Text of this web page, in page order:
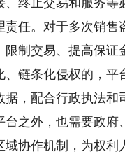
终止交易和服务
任。对于多次销售
制交易、提高保
链条化侵权的，
，配合行政执法和
外，也需要政府
协作机制，为权利